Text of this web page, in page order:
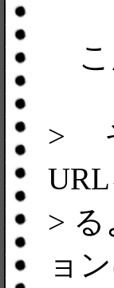
こ
>
>
ョ